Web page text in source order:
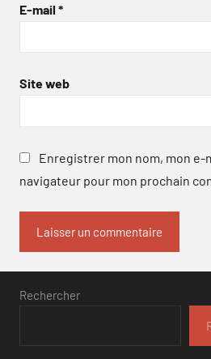
E-mail *
Site web
Enregistrer mon nom, mon e-
navigateur pour mon prochain
Rechercher